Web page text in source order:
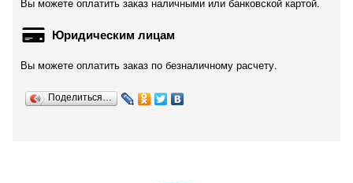
Вы можете оплатить заказ наличными или банковской картой.
Юридическим лицам
Вы можете оплатить заказ по безналичному расчету.
Поделиться…